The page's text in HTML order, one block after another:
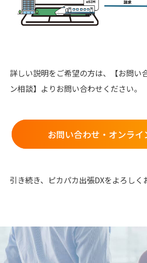
詳しい説明をご希望の方は、【お問い
ン相談】よりお問い合わせください。
お問い合わせ・オンライ
引き続き、ピカパカ出張DXをよろしく